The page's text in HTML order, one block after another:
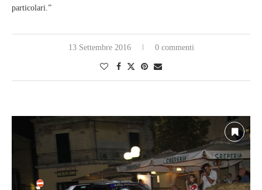
particolari.”
13 Settembre 2016 0 commenti